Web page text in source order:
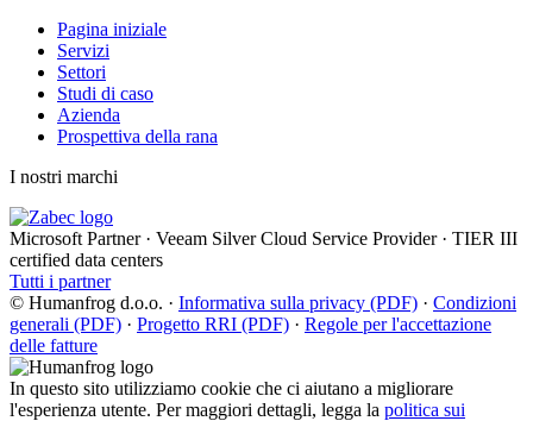
Pagina iniziale
Servizi
Settori
Studi di caso
Azienda
Prospettiva della rana
I nostri marchi
Microsoft Partner · Veeam Silver Cloud Service Provider · TIER III
certified data centers
Tutti i partner
© Humanfrog d.o.o. · Informativa sulla privacy (PDF) · Condizioni
generali (PDF) · Progetto RRI (PDF) · Regole per l'accettazione
delle fatture
In questo sito utilizziamo cookie che ci aiutano a migliorare
l'esperienza utente. Per maggiori dettagli, legga la politica sui